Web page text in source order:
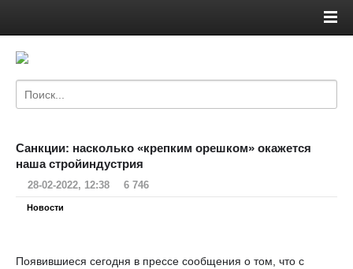
Санкции: насколько «крепким орешком» окажется
наша стройиндустрия
28-02-2022, 12:38 6 746
Новости
Появившиеся сегодня в прессе сообщения о том, что с